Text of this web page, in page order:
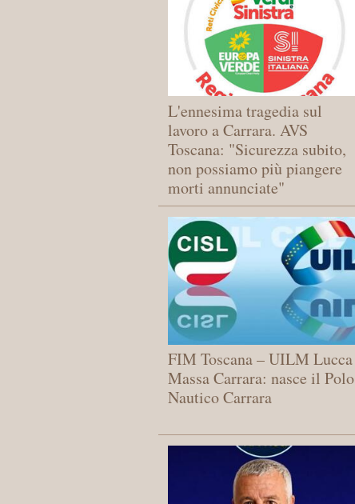
L'ennesima tragedia sul
lavoro a Carrara. AVS
Toscana: "Sicurezza subito,
non possiamo più piangere
morti annunciate"
FIM Toscana – UILM Lucca
Massa Carrara: ​nasce il Polo
Nautico Carrara